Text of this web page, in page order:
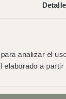
analizar el
elaborado a